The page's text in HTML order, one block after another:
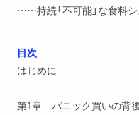
……持続「不可能」な食料シ
目次
はじめに
第1章 パニック買いの背